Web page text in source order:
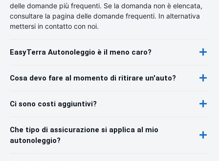
delle domande più frequenti. Se la domanda non è elencata,
consultare la pagina delle domande frequenti. In alternativa
mettersi in contatto con noi.
EasyTerra Autonoleggio è il meno caro?
Cosa devo fare al momento di ritirare un'auto?
Ci sono costi aggiuntivi?
Che tipo di assicurazione si applica al mio
autonoleggio?